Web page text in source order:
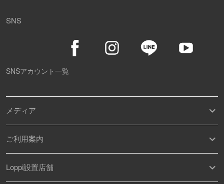
SNS
SNSアカウント一覧
メディア
ご利用案内
Loppi設置店舗